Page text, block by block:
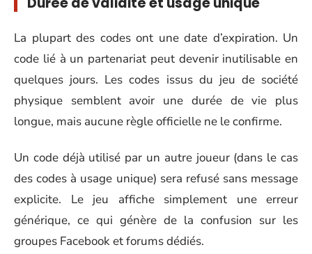
La plupart des codes ont une date d’expiration. Un
code lié à un partenariat peut devenir inutilisable en
quelques jours. Les codes issus du jeu de société
physique semblent avoir une durée de vie plus
longue, mais aucune règle officielle ne le confirme.
Un code déjà utilisé par un autre joueur (dans le cas
des codes à usage unique) sera refusé sans message
explicite. Le jeu affiche simplement une erreur
générique, ce qui génère de la confusion sur les
groupes Facebook et forums dédiés.